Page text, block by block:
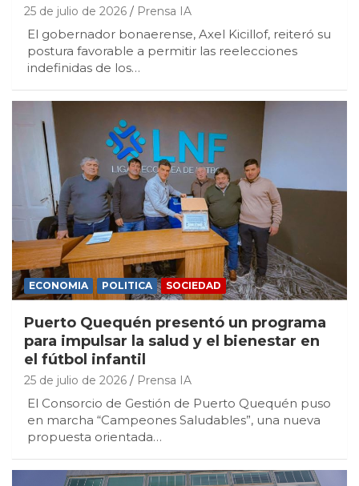
25 de julio de 2026 Prensa IA
El gobernador bonaerense, Axel Kicillof, reiteró su
postura favorable a permitir las reelecciones
indefinidas de los…
ECONOMIA POLITICA SOCIEDAD
Puerto Quequén presentó un programa
para impulsar la salud y el bienestar en
el fútbol infantil
25 de julio de 2026 Prensa IA
El Consorcio de Gestión de Puerto Quequén puso
en marcha “Campeones Saludables”, una nueva
propuesta orientada…